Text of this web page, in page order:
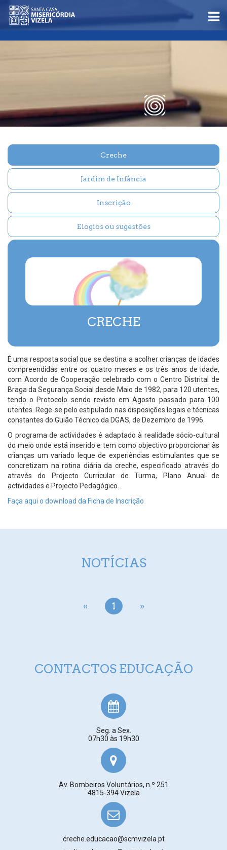
Creche
Jardim de Infância
Inscrição
Elogios ou sugestões
CRECHE
É uma resposta social que se destina a acolher crianças de idades
compreendidas entre os quatro meses e os três anos de idade,
com Acordo de Cooperação celebrado com o Centro Distrital de
Braga da Segurança Social desde Maio de 1982, para 120 utentes,
tendo o Protocolo sendo revisto em Agosto passado para 100
utentes. Rege-se pelo estipulado nas disposições legais e técnicas
constantes do Guião Técnico da DGAS, de Dezembro de 1996.
O programa de actividades é adaptado à realidade sócio-cultural
do meio onde está inserido e tem como objectivo proporcionar às
crianças um variado leque de experiências estimulantes que se
concretizam na rotina diária da creche, especificado através do
através do Projecto Curricular de Turma, Plano Anual de
actividades e Projecto Pedagógico.
Faça aqui o download da Ficha de Inscrição
NOTÍCIAS
« 1 »
CONTACTOS EDUCAÇÃO
Seg. a Sex.
07h30 às 19h30
Av. Bombeiros Voluntários, n.º 251
4815-394 Vizela
creche.educacao@scmvizela.pt